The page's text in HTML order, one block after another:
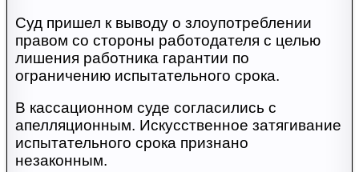
Суд пришел к выводу о злоупотреблении
правом со стороны работодателя с целью
лишения работника гарантии по
ограничению испытательного срока.
В кассационном суде согласились с
апелляционным. Искусственное затягивание
испытательного срока признано
незаконным.